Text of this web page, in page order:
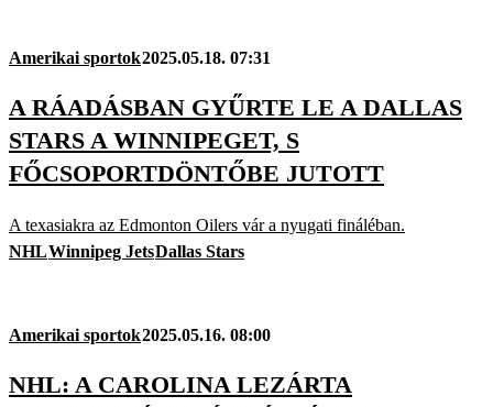
Amerikai sportok2025.05.18. 07:31
A RÁADÁSBAN GYŰRTE LE A DALLAS
STARS A WINNIPEGET, S
FŐCSOPORTDÖNTŐBE JUTOTT
A texasiakra az Edmonton Oilers vár a nyugati fináléban.
NHLWinnipeg JetsDallas Stars
Amerikai sportok2025.05.16. 08:00
NHL: A CAROLINA LEZÁRTA